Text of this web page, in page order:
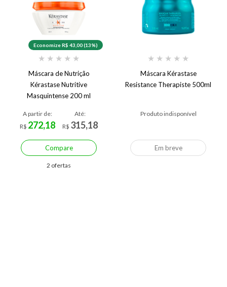
Economize R$ 43,00 (13%)
★ ★ ★ ★ ★
Máscara de Nutrição
Kérastase Nutritive
Masquintense 200 ml
A partir de:
R$ 272,18
Até:
R$ 315,18
Compare
2 ofertas
★ ★ ★ ★ ★
Máscara Kérastase
Resistance Therapiste 500ml
Produto indisponível
Em breve